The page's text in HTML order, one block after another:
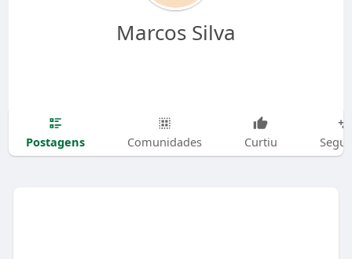
Marcos Silva
Postagens Comunidades Curtiu